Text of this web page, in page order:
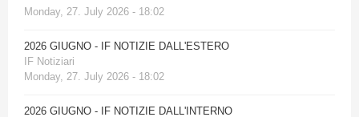
Monday, 27. July 2026 - 18:02
2026 GIUGNO - IF NOTIZIE DALL'ESTERO
IF Notiziari
Monday, 27. July 2026 - 18:02
2026 GIUGNO - IF NOTIZIE DALL'INTERNO